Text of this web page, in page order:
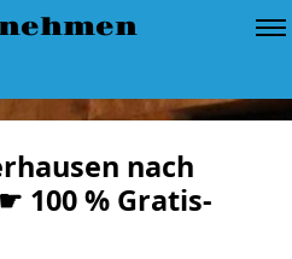
nach
100 % Gratis-